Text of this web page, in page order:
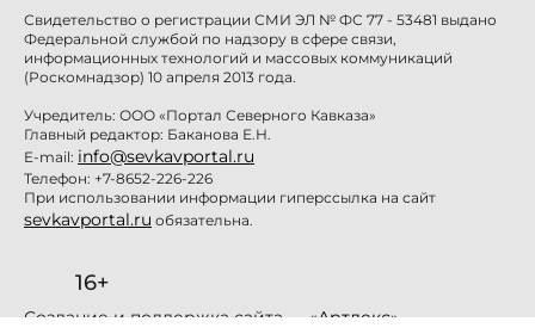
Свидетельство о регистрации СМИ ЭЛ № ФС 77 - 53481 выдано
Федеральной службой по надзору в сфере связи,
информационных технологий и массовых коммуникаций
(Роскомнадзор) 10 апреля 2013 года.
Учредитель: ООО «Портал Северного Кавказа»
Главный редактор: Баканова Е.Н.
E-mail: info@sevkavportal.ru
Телефон: +7-8652-226-226
При использовании информации гиперссылка на сайт
sevkavportal.ru обязательна.
16+
Создание и поддержка сайта — «Артлекс»